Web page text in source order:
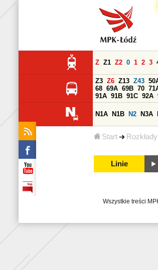
Start
Z Z1 Z2 0 1 2 3
Z3 Z6 Z13 Z43
68 69A 69B 70
91A 91B 91C 92A
N1A N1B N2 N3A
Linie
Wszystkie treści